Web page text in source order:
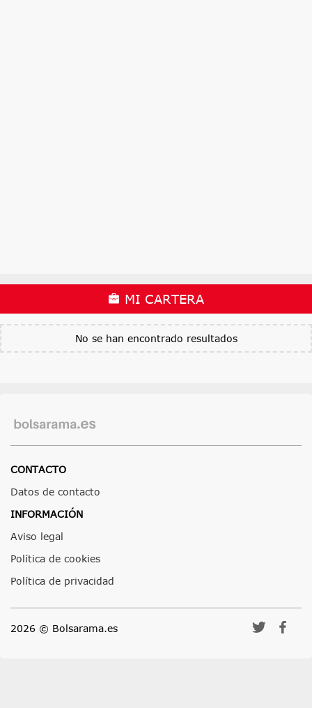
MI CARTERA
No se han encontrado resultados
CONTACTO
Datos de contacto
INFORMACIÓN
Aviso legal
Política de cookies
Política de privacidad
2026 © Bolsarama.es